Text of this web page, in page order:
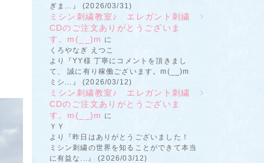
ぎま...』 (2026/03/31)
ミシン刺繍教室♪ エレガント刺繍
CDのご注文ありがとうございま
す。m(__)m に
くろやなぎ えつこ
より『YY様 丁寧にコメントを頂きまし
て、 誠に有り稼働ございます。m(__)m
ミシ...』 (2026/03/12)
ミシン刺繍教室♪ エレガント刺繍
CDのご注文ありがとうございま
す。m(__)m に
ＹＹ
より『昨日はありがとうございました！
ミシン刺繍の世界を知ることができて本当
に有益な...』 (2026/03/12)